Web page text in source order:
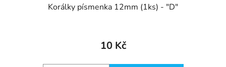
Korálky písmenka 12mm (1ks) - "D"
10 Kč